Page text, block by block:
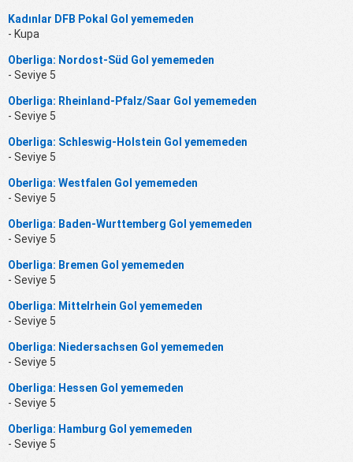
Kadınlar DFB Pokal Gol yememeden
- Kupa
Oberliga: Nordost-Süd Gol yememeden
- Seviye 5
Oberliga: Rheinland-Pfalz/Saar Gol yememeden
- Seviye 5
Oberliga: Schleswig-Holstein Gol yememeden
- Seviye 5
Oberliga: Westfalen Gol yememeden
- Seviye 5
Oberliga: Baden-Wurttemberg Gol yememeden
- Seviye 5
Oberliga: Bremen Gol yememeden
- Seviye 5
Oberliga: Mittelrhein Gol yememeden
- Seviye 5
Oberliga: Niedersachsen Gol yememeden
- Seviye 5
Oberliga: Hessen Gol yememeden
- Seviye 5
Oberliga: Hamburg Gol yememeden
- Seviye 5